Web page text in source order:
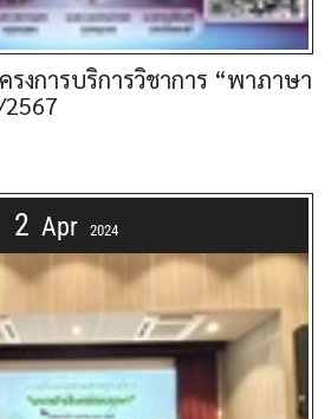
งการบริการวิชาการ “พาภาษา
2 Apr 2024